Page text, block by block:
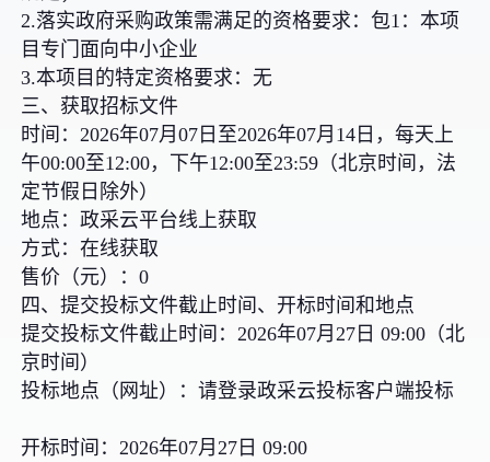
2.落实政府采购政策需满足的资格要求：包1：本项
目专门面向中小企业
3.本项目的特定资格要求：无
三、获取招标文件
时间：2026年07月07日至2026年07月14日，每天上
午00:00至12:00，下午12:00至23:59（北京时间，法
定节假日除外）
地点：政采云平台线上获取
方式：在线获取
售价（元）：0
四、提交投标文件截止时间、开标时间和地点
提交投标文件截止时间：2026年07月27日 09:00（北
京时间）
投标地点（网址）：请登录政采云投标客户端投标
开标时间：2026年07月27日 09:00